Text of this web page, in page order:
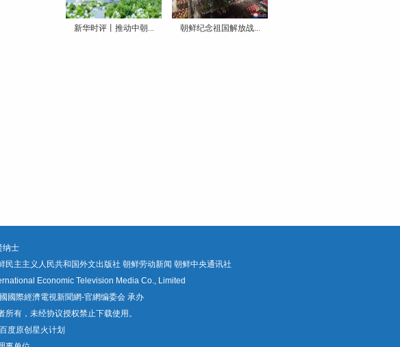
新华时评丨推动中朝... 朝鲜纪念祖国解放战...
纳士
民主主义人民共和国外文出版社 朝鲜劳动新闻 朝鲜中央通讯社
Economic Television Media Co., Limited
國際經濟電視新聞網-官網编委会 承办
有，未经协议授权禁止下载使用。
度原创星火计划